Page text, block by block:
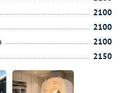
2100
2100
2100
2150